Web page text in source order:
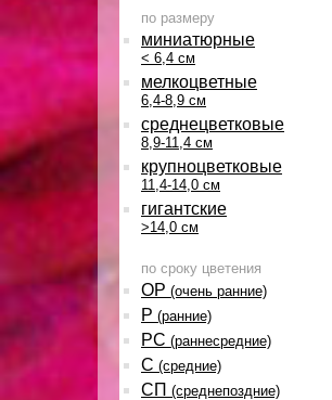
по размеру
миниатюрные
< 6,4 см
мелкоцветные
6,4-8,9 см
среднецветковые
8,9-11,4 см
крупноцветковые
11,4-14,0 см
гигантские
>14,0 см
по сроку цветения
ОР (очень ранние)
Р (ранние)
РС (раннесредние)
С (средние)
СП (среднепоздние)